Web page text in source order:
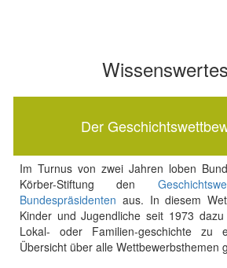
Wissenswertes
Der
Im Turnus von zwei Jahren loben
Körber-Stiftung den
Bundespräsidenten aus. In diesem
Kinder und Jugendliche seit 1973
Lokal- oder Familien-geschichte zu
Übersicht über alle Wettbewerbsthemen